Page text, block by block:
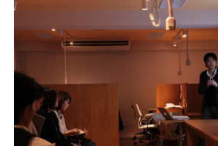
Web
メ
デ
ア
運